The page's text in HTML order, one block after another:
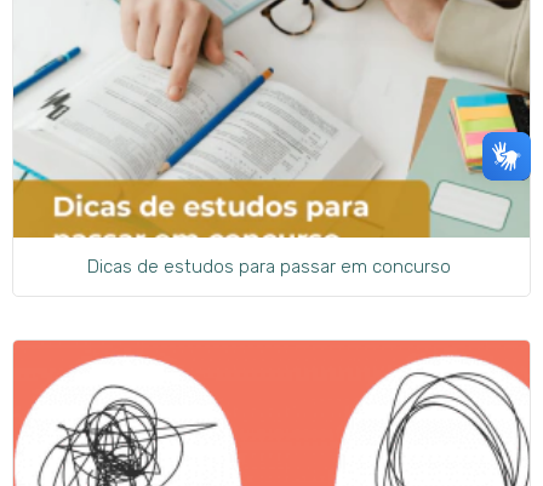
Dicas de estudos para passar em concurso